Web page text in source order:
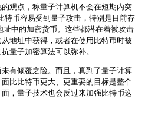
观点，称量子计算机不会在短期内突
特币容易受到量子攻击，特别是目前存
址中的加密货币。这些都潜在着被攻击
地址中获得，或者在使用比特币时被
量子加密算法可以弥补。
有倾覆之险。而且，真到了量子计算
比比特币更大、更重要的目标是整个
，量子技术也会反过来加强比特币这